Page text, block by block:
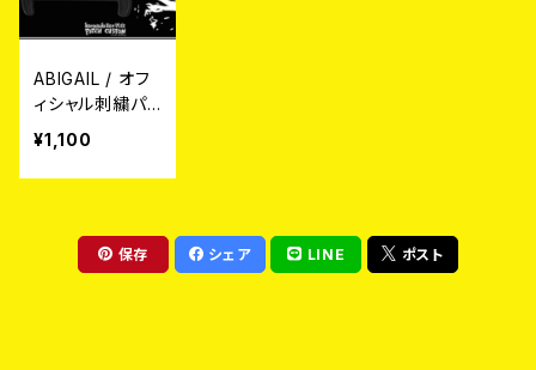
ABIGAIL / オフ
ィシャル刺繍パッ
チ（黒）
¥1,100
保存 シェア LINE ポスト